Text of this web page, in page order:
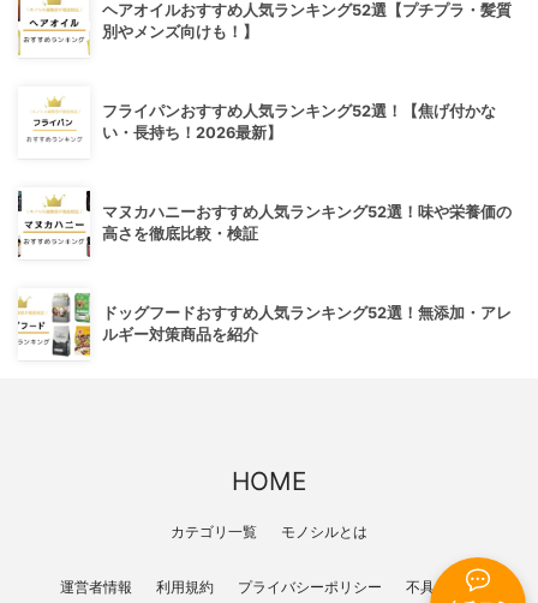
ヘアオイルおすすめ人気ランキング52選【プチプラ・髪質
別やメンズ向けも！】
フライパンおすすめ人気ランキング52選！【焦げ付かな
い・長持ち！2026最新】
マヌカハニーおすすめ人気ランキング52選！味や栄養価の
高さを徹底比較・検証
ドッグフードおすすめ人気ランキング52選！無添加・アレ
ルギー対策商品を紹介
HOME
カテゴリ一覧 モノシルとは
運営者情報 利用規約 プライバシーポリシー 不具合報告